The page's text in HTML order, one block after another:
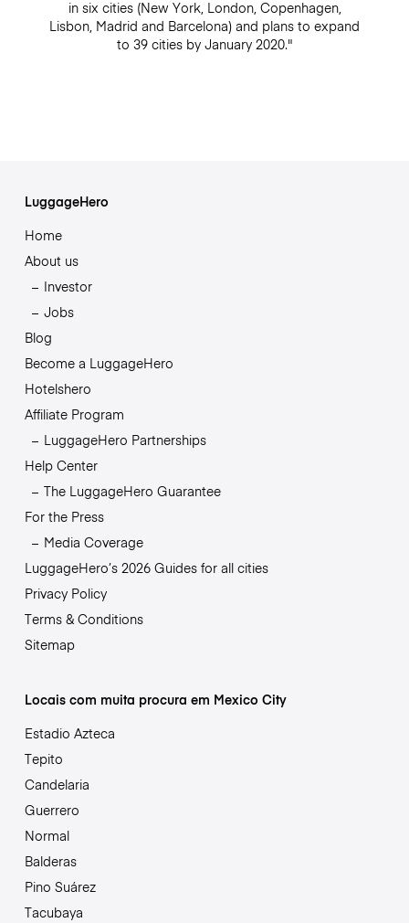
in six cities (New York, London, Copenhagen,
Lisbon, Madrid and Barcelona) and plans to expand
to 39 cities by January 2020."
LuggageHero
Home
About us
Investor
Jobs
Blog
Become a LuggageHero
Hotelshero
Affiliate Program
LuggageHero Partnerships
Help Center
The LuggageHero Guarantee
For the Press
Media Coverage
LuggageHero’s 2026 Guides for all cities
Privacy Policy
Terms & Conditions
Sitemap
Locais com muita procura em Mexico City
Estadio Azteca
Tepito
Candelaria
Guerrero
Normal
Balderas
Pino Suárez
Tacubaya